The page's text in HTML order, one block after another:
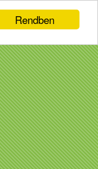
Rendben